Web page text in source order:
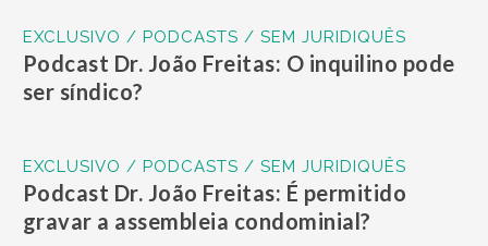
EXCLUSIVO / PODCASTS / SEM JURIDIQUÊS
Podcast Dr. João Freitas: O inquilino pode
ser síndico?
EXCLUSIVO / PODCASTS / SEM JURIDIQUÊS
Podcast Dr. João Freitas: É permitido
gravar a assembleia condominial?